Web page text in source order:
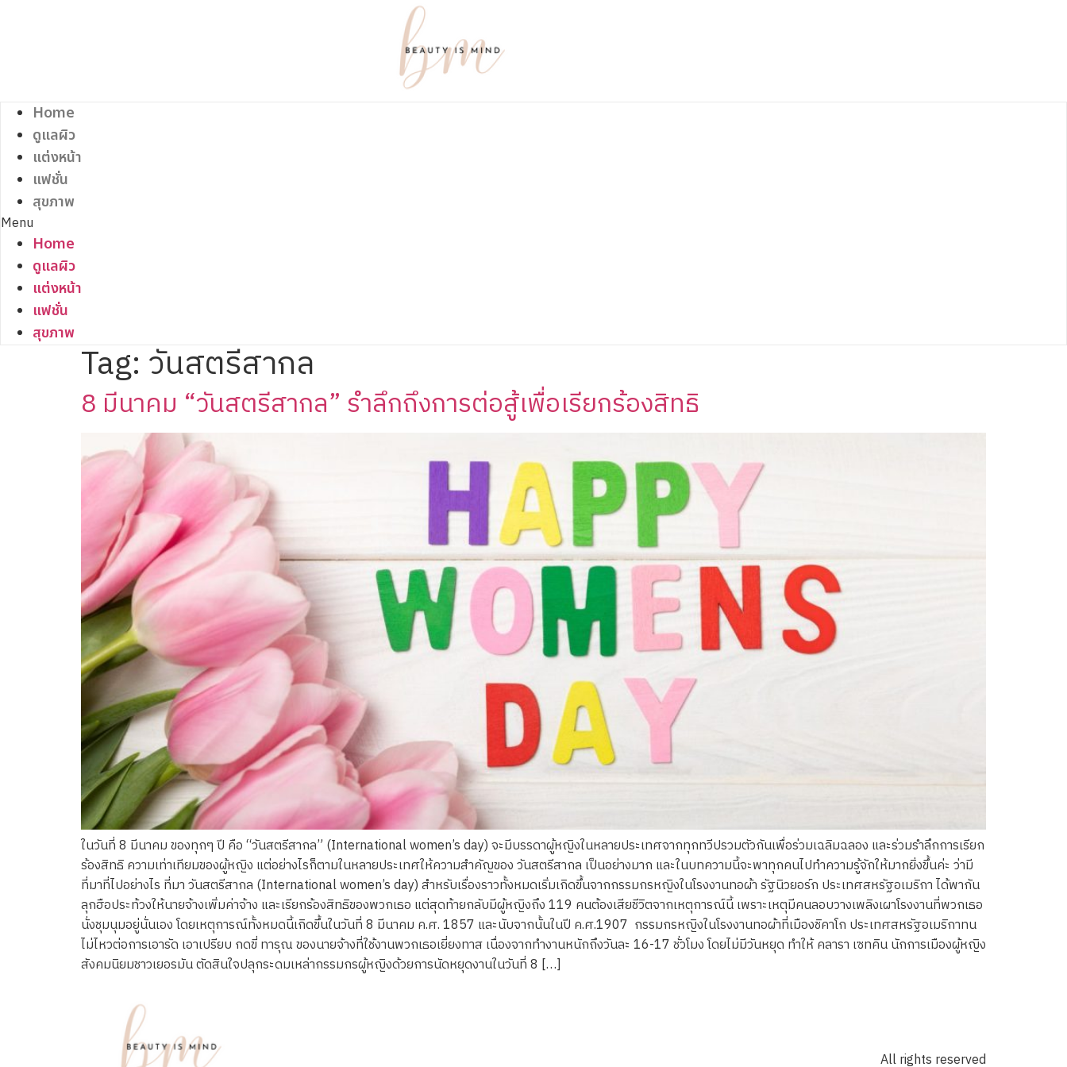
Home
ดูแลผิว
แต่งหน้า
แฟชั่น
สุขภาพ
Menu
Home
ดูแลผิว
แต่งหน้า
แฟชั่น
สุขภาพ
Tag: วันสตรีสากล
8 มีนาคม “วันสตรีสากล” รำลึกถึงการต่อสู้เพื่อเรียกร้องสิทธิ
ในวันที่ 8 มีนาคม ของทุกๆ ปี คือ “วันสตรีสากล” (International women’s day) จะมีบรรดาผู้หญิงในหลายประเทศจากทุกทวีปรวมตัวกันเพื่อร่วมเฉลิมฉลอง และร่วมรำลึกการเรียก
ร้องสิทธิ ความเท่าเทียมของผู้หญิง แต่อย่างไรก็ตามในหลายประเทศให้ความสำคัญของ วันสตรีสากล เป็นอย่างมาก และในบทความนี้จะพาทุกคนไปทำความรู้จักให้มากยิ่งขึ้นค่ะ ว่ามี
ที่มาที่ไปอย่างไร ที่มา วันสตรีสากล (International women’s day) สำหรับเรื่องราวทั้งหมดเริ่มเกิดขึ้นจากกรรมกรหญิงในโรงงานทอผ้า รัฐนิวยอร์ก ประเทศสหรัฐอเมริกา ได้พากัน
ลุกฮือประท้วงให้นายจ้างเพิ่มค่าจ้าง และเรียกร้องสิทธิของพวกเธอ แต่สุดท้ายกลับมีผู้หญิงถึง 119 คนต้องเสียชีวิตจากเหตุการณ์นี้ เพราะเหตุมีคนลอบวางเพลิงเผาโรงงานที่พวกเธอ
นั่งชุมนุมอยู่นั่นเอง โดยเหตุการณ์ทั้งหมดนี้เกิดขึ้นในวันที่ 8 มีนาคม ค.ศ. 1857 และนับจากนั้นในปี ค.ศ.1907 กรรมกรหญิงในโรงงานทอผ้าที่เมืองชิคาโก ประเทศสหรัฐอเมริกาทน
ไม่ไหวต่อการเอารัด เอาเปรียบ กดขี่ ทารุณ ของนายจ้างที่ใช้งานพวกเธอเยี่ยงทาส เนื่องจากทำงานหนักถึงวันละ 16-17 ชั่วโมง โดยไม่มีวันหยุด ทำให้ คลารา เซทคิน นักการเมืองผู้หญิง
สังคมนิยมชาวเยอรมัน ตัดสินใจปลุกระดมเหล่ากรรมกรผู้หญิงด้วยการนัดหยุดงานในวันที่ 8 […]
All rights reserved